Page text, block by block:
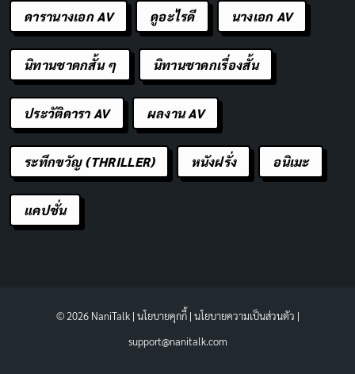
ดารานางเอก AV ดูอะไรดี นางเอก AV
นิทานชาดกสั้น ๆ นิทานชาดกเรื่องสั้น
ประวัติดารา AV ผลงาน AV
ระทึกขวัญ (THRILLER) หนังฝรั่ง อนิเมะ
แคปชั่น
© 2026 NaniTalk | นโยบายคุกกี้| นโยบายความเป็นส่วนตัว |
support@nanitalk.com